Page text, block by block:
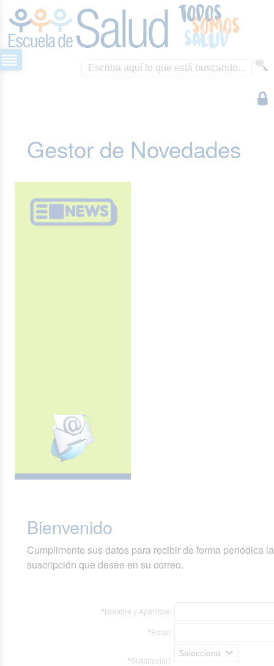
Gestor de Novedades
Bienvenido
Cumplimente sus datos para recibir de forma periódica
suscripción que desee en su correo.
*Nombre y Apellidos:
*Email:
*Suscripción:
Selecciona